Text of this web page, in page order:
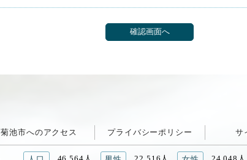
菊池市へのアクセス プライバシーポリシー サ